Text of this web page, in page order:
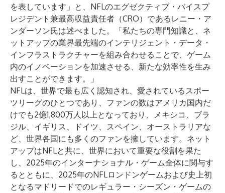
を表しています」と、NFLのエグゼクティブ・バイスプ
レジデント兼最高収益責任者（CRO）であるレニー・ア
ンダーソン氏は述べました。「私たちの専門知識と、ネ
ットアップの業界最先端のインテリジェント・データ・
インフラストラクチャーを組み合わせることで、ゲーム
内のイノベーションを加速させる、新たな効率性を生み
出すことができます。」
NFLは、世界で最も広く認知され、愛されているスポー
ツリーグのひとつであり、ファンの数はアメリカ国内だ
けでも2億1,800万人以上となっており、メキシコ、ブラ
ジル、イギリス、ドイツ、スペイン、オーストラリアな
ど、世界各国にも多くのファンを擁しています。ネット
アップはNFLと共に、世界において重要な役割を果た
し、2025年のインターナショナル・ゲーム全体に関与す
るとともに、2025年のNFLロンドンゲームおよび史上初
となるマドリードでのレギュラー・シーズン・ゲームの